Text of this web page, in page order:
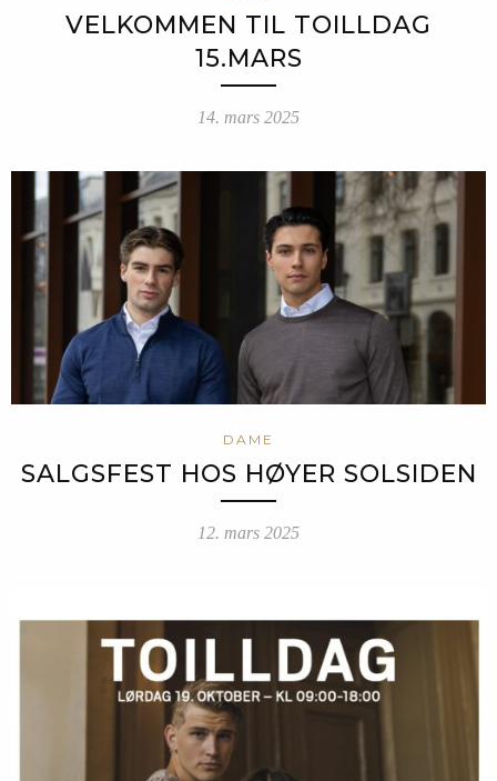
VELKOMMEN TIL TOILLDAG
15.MARS
14. mars 2025
DAME
SALGSFEST HOS HØYER SOLSIDEN
12. mars 2025